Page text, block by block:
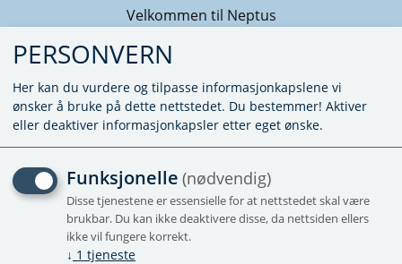
Velkommen til Neptus
ALDE PREMIUM G12 EVO
GLYKOL 0,2 LITER
FERDIGBLANDET
PERSONVERN
Her kan du vurdere og tilpasse informasjonkapslene vi
ønsker å bruke på dette nettstedet. Du bestemmer! Aktiver
eller deaktiver informasjonkapsler etter eget ønske.
Funksjonelle (nødvendig)
Disse tjenestene er essensielle for at nettstedet skal være
brukbar. Du kan ikke deaktivere disse, da nettsiden ellers
ikke vil fungere korrekt.
↓ 1 tjeneste